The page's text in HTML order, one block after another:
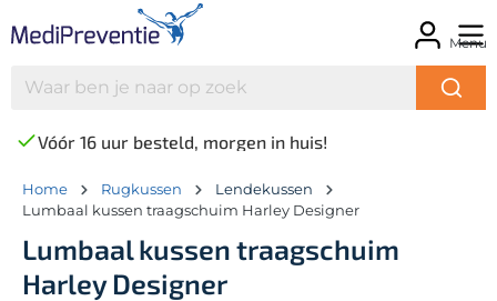
Menu
Vóór 16 uur besteld, morgen in huis!
Home Rugkussen
Lendekussen
Lumbaal kussen traagschuim Harley Designer
Lumbaal kussen traagschuim
Harley Designer